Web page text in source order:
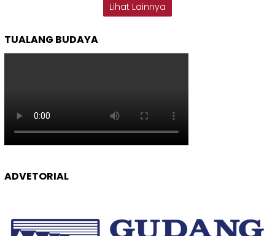
Lihat Lainnya
TUALANG BUDAYA
ADVETORIAL